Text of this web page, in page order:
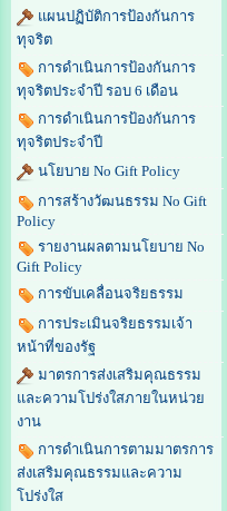
แผนปฏิบัติการป้องกันการ
ทุจริต
การดำเนินการป้องกันการ
ทุจริตประจำปี รอบ 6 เดือน
การดำเนินการป้องกันการ
ทุจริตประจำปี
นโยบาย No Gift Policy
การสร้างวัฒนธรรม No Gift
Policy
รายงานผลตามนโยบาย No
Gift Policy
การขับเคลื่อนจริยธรรม
การประเมินจริยธรรมเจ้า
หน้าที่ของรัฐ
มาตรการส่งเสริมคุณธรรม
และความโปร่งใสภายในหน่วย
งาน
การดำเนินการตามมาตรการ
ส่งเสริมคุณธรรมและความ
โปร่งใส